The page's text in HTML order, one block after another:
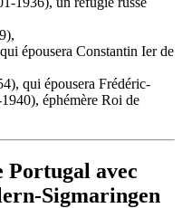
épousera Constantin Ier de
qui épousera Frédéric-
éphémère Roi de
Portugal avec
Sigmaringen